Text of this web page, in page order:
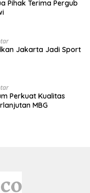
Pihak Terima Pergub
Jakarta Jadi Sport
Perkuat Kualitas
MBG